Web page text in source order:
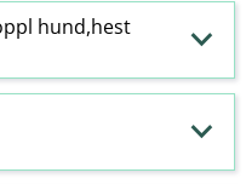
hund,hest